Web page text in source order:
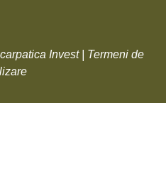
Invest| Termeni de